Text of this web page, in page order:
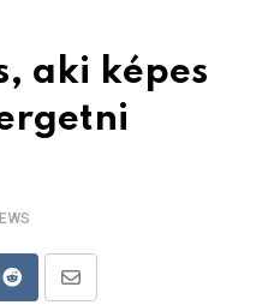
aki képes
RedditShare